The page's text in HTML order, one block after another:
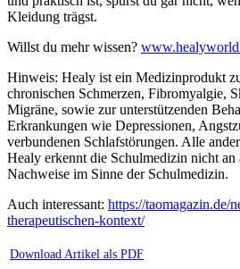
Kleidung trägst.
Willst du mehr wissen?
Hinweis: Healy ist ein Medizinprodukt
chronischen Schmerzen, Fibromyalgie,
Migräne, sowie zur unterstützenden
Erkrankungen wie Depressionen,
verbundenen Schlafstörungen. Alle
Healy erkennt die Schulmedizin nicht an
Nachweise im Sinne der Schulmedizin.
Auch interessant: https://taomagazin.de/
therapeutischen-kontext/
Download Artikel als PDF